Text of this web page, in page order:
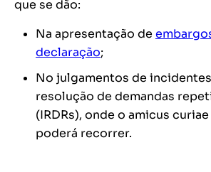
que se dão:
Na apresentação de
declaração;
No julgamentos de
resolução de demandas
(IRDRs), onde o amicus curiae
poderá recorrer.